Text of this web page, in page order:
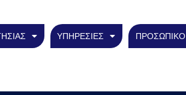
ΥΠΗΡΕΣΙΕΣ ΠΡΟΣΩΠΙΚΟ